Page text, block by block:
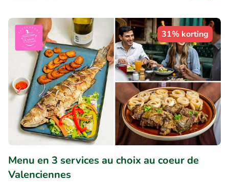
31% korting
Menu en 3 services au choix au coeur de
Valenciennes